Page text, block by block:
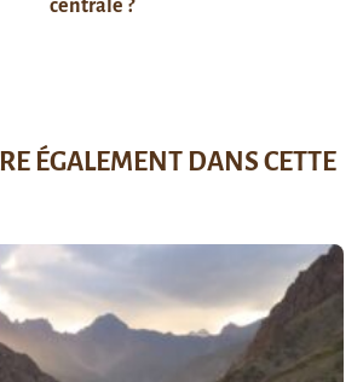
centrale ?
ÉGALEMENT DANS CETTE